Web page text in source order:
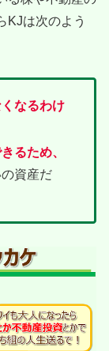
KJは次のよう
なるわけ
るため、
資産だ